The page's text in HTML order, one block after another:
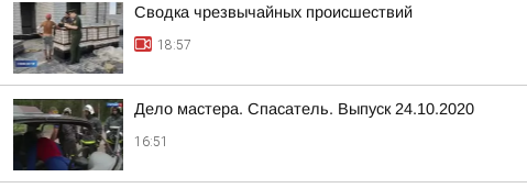
Сводка чрезвычайных происшествий
18:57
Дело мастера. Спасатель. Выпуск 24.10.2020
16:51